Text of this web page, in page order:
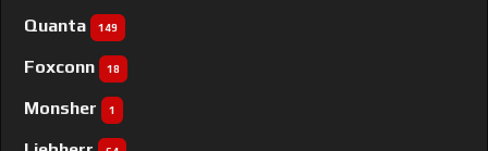
Quanta 149
Foxconn 18
Monsher 1